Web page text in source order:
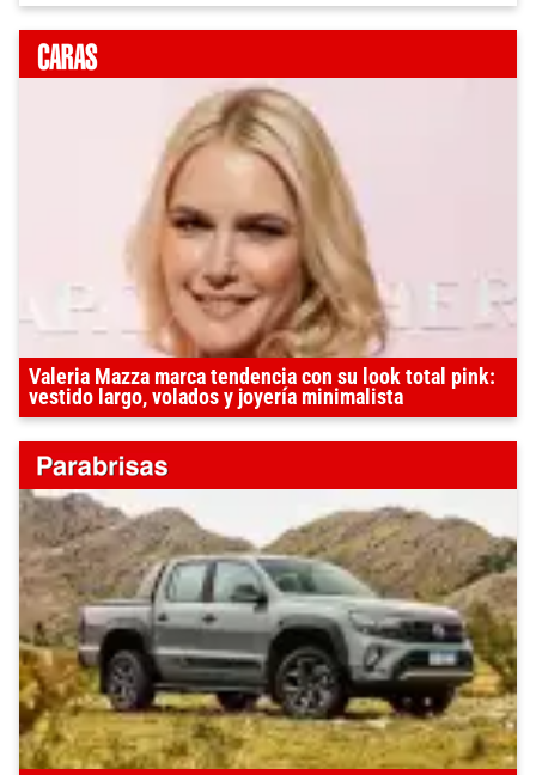
Valeria Mazza marca tendencia con su look total pink:
vestido largo, volados y joyería minimalista